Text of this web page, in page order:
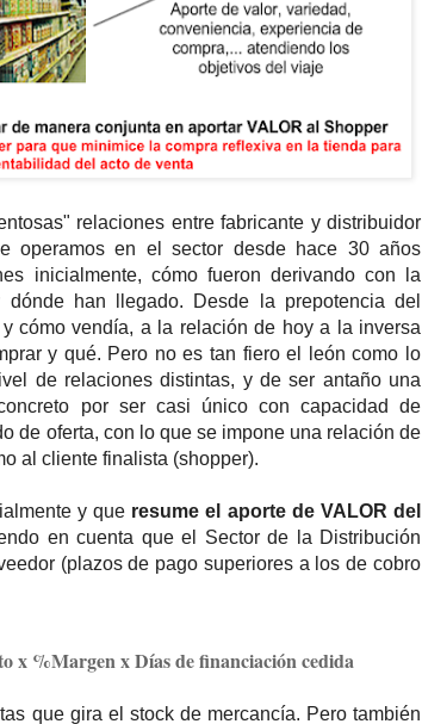
relaciones entre fabricante y distribuidor
operamos en el sector desde hace 30 años
inicialmente, cómo fueron derivando con la
han llegado. Desde la prepotencia del
cómo vendía, a la relación de hoy a la inversa
y qué. Pero no es tan fiero el león como lo
de relaciones distintas, y de ser antaño una
por ser casi único con capacidad de
de oferta, con lo que se impone una relación de
al cliente finalista (shopper).
y que resume el aporte de VALOR del
en cuenta que el Sector de la Distribución
(plazos de pago superiores a los de cobro
x %Margen x Días de financiación cedida
que gira el stock de mercancía. Pero también